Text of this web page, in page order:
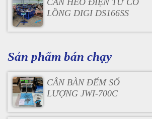
LỒNG DIGI DS166SS
Sản phẩm bán chạy
CÂN BÀN ĐẾM SỐ
LƯỢNG JWI-700C